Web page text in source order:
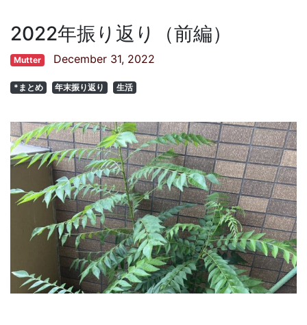
2022年振り返り（前編）
Mutter December 31, 2022
*まとめ 年末振り返り 生活